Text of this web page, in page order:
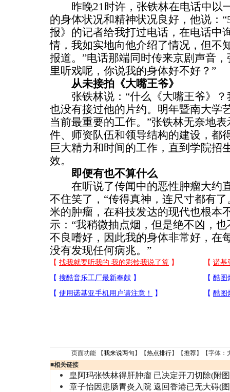
昨晚21时许，张铁林在电话中以
的身体状况和精神状况良好，他说：
报》的记者给我打过电话，在电话中
情，我如实地向他介绍了情况，但不
报道。”电话那端同时传来京剧声音
里听戏呢，你说我的身体好不好？”
从未接拍《大嘴王爷》
张铁林说：“什么《大嘴王爷》？
也没有接过他的片约。明年暨南大学
当前最重要的工作。”张铁林无奈地
件、师资队伍和领导结构的建设，都
巨大精力和时间的工作，直到学院招
效。
即便有也不算什么
在听说了传闻中的恶性肿瘤大约
不住笑了，“传得真神，连尺寸都有
米的肿瘤，在科技发达的现代也根本
示：“我稍微抽点烟，但是绝不凶，
不良嗜好，因此我的身体非常好，在
没有发现任何病兆。”
页面功能 【我来说两句 】【热点排行】【推荐】【字体：
■相关链接
皇阿玛张铁林得肝肿瘤 已决定开刀切除(附
章子怡因患肠胃炎入院 返回香港已无大碍(